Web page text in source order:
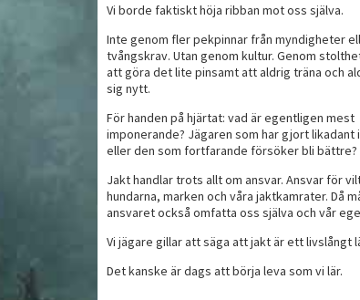
Vi borde faktiskt höja ribban mot oss själva.
Inte genom fler pekpinnar från myndigheter
tvångskrav. Utan genom kultur. Genom
att göra det lite pinsamt att aldrig träna och
sig nytt.
För handen på hjärtat: vad är egentligen mest
imponerande? Jägaren som har gjort likadant
eller den som fortfarande försöker bli bättre?
Jakt handlar trots allt om ansvar. Ansvar för
hundarna, marken och våra jaktkamrater. Då
ansvaret också omfatta oss själva och vår
Vi jägare gillar att säga att jakt är ett livslångt
Det kanske är dags att börja leva som vi lär.